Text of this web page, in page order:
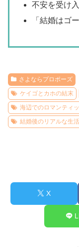
不安を受け
「結婚はゴ
さよならプロポーズ
ケイゴとカホの結末
海辺でのロマンティ
結婚後のリアルな生活
X